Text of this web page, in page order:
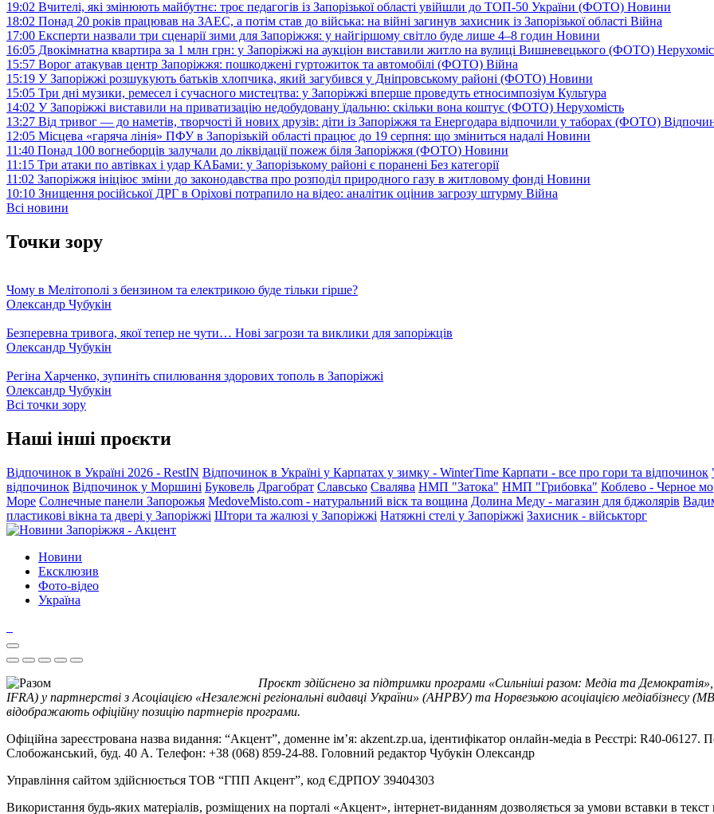
19:02 Вчителі, які змінюють майбутнє: троє педагогів із Запорізької області увійшли до ТОП-50 України (ФОТО) Новини
18:02 Понад 20 років працював на ЗАЕС, а потім став до війська: на війні загинув захисник із Запорізької області Війна
17:00 Експерти назвали три сценарії зими для Запоріжжя: у найгіршому світло буде лише 4–8 годин Новини
16:05 Двокімнатна квартира за 1 млн грн: у Запоріжжі на аукціон виставили житло на вулиці Вишневецького (ФОТО)
15:57 Ворог атакував центр Запоріжжя: пошкоджені гуртожиток та автомобілі (ФОТО) Війна
15:19 У Запоріжжі розшукують батьків хлопчика, який загубився у Дніпровському районі (ФОТО) Новини
15:05 Три дні музики, ремесел і сучасного мистецтва: у Запоріжжі вперше проведуть етносимпозіум Культура
14:02 У Запоріжжі виставили на приватизацію недобудовану їдальню: скільки вона коштує (ФОТО) Нерухомість
13:27 Від тривог — до наметів, творчості й нових друзів: діти із Запоріжжя та Енергодара відпочили у таборах (ФОТО)
12:05 Місцева «гаряча лінія» ПФУ в Запорізькій області працює до 19 серпня: що зміниться надалі Новини
11:40 Понад 100 вогнеборців залучали до ліквідації пожеж біля Запоріжжя (ФОТО) Новини
11:15 Три атаки по автівках і удар КАБами: у Запорізькому районі є поранені Без категорії
11:02 Запоріжжя ініціює зміни до законодавства про розподіл природного газу в житловому фонді Новини
10:10 Знищення російської ДРГ в Оріхові потрапило на відео: аналітик оцінив загрозу штурму Війна
Всі новини
Точки зору
Чому в Мелітополі з бензином та електрикою буде тільки гірше?
Олександр Чубукін
Безперевна тривога, якої тепер не чути… Нові загрози та виклики для запоріжців
Олександр Чубукін
Регіна Харченко, зупиніть спилювання здорових тополь в Запоріжжі
Олександр Чубукін
Всі точки зору
Наші інші проєкти
Відпочинок в Україні 2026 - RestIN Відпочинок в Україні у Карпатах у зимку - WinterTime Карпати - все про гори та відпочинок
відпочинок Відпочинок у Моршині Буковель Драгобрат Славсько Свалява НМП "Затока" НМП "Грибовка" Коблево - Черное
Море Солнечные панели Запорожья MedoveMisto.com - натуральний віск та вощина Долина Меду - магазин для бджолярів
пластикові вікна та двері у Запоріжжі Штори та жалюзі у Запоріжжі Натяжні стелі у Запоріжжі Захисник - військторг
Новини
Ексклюзив
Фото-відео
Україна
Проєкт здійснено за підтримки програми «Сильніші разом: Медіа та
IFRA) у партнерстві з Асоціацією «Незалежні регіональні видавці України» (АНРВУ) та Норвезькою асоціацією медіабізнесу
відображають офіційну позицію партнерів програми.
Офіційна зареєстрована назва видання: “Акцент”, доменне ім’я: akzent.zp.ua, ідентифікатор онлайн-медіа в Реєстрі: R40-
Слобожанський, буд. 40 А. Телефон: +38 (068) 859-24-88. Головний редактор Чубукін Олександр
Управління сайтом здійснюється ТОВ “ГПП Акцент”, код ЄДРПОУ 39404303
Використання будь-яких матеріалів, розміщених на порталі «Акцент», інтернет-виданням дозволяється за умови вставки в